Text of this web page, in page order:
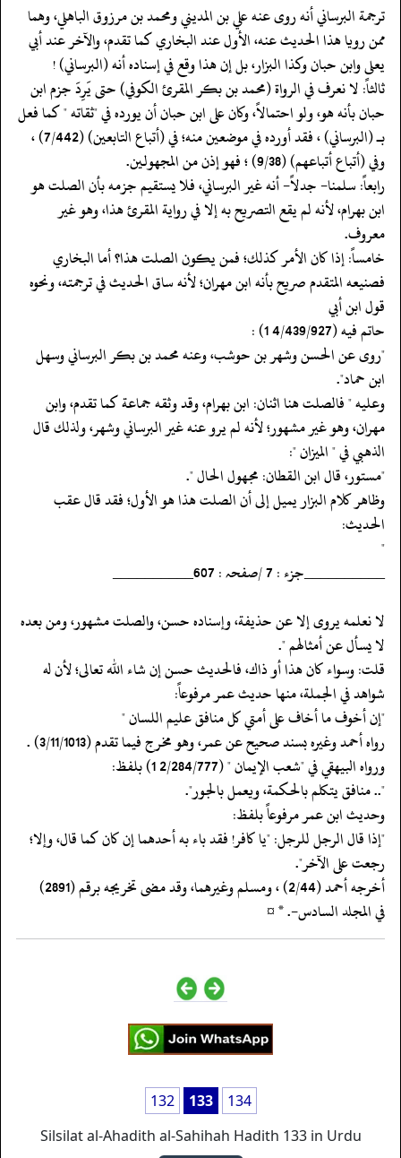
‏‏‏‏ترجمة البرساني أنه روى عنه علي بن المديني ومحمد بن مرزوق الباهلي، وهما
ممن رويا هذا الحديث عنه، الأول عند البخاري كما تقدم، والآخر عند أبي
يعلى وابن حبان وكذا البزار، بل إن هذا وقع في إسناده أنه (البرساني) !
‏‏‏‏ثالثاً: لا نعرف في الرواة (محمد بن بكر المقرئ الكوفي) حتى يَرِدَ جزم ابن
حبان بأنه هو، ولو احتمالاً، وكان على ابن حبان أن يورده في "ثقاته " كما فعل
بـ (البرساني) ، فقد أورده في موضعين منه؛ في (أتباع التابعين) (7/442) ،
وفي (أتباع أتباعهم) (9/38) ؛ فهو إذن من المجهولين.
‏‏‏‏رابعاً: سلمنا- جدلاً- أنه غير البرساني، فلا يستقيم جزمه بأن الصلت هو
‏‏‏‏ابن بهرام، لأنه لم يقع التصريح به إلا في رواية المقرئ هذا، وهو غير
معروف.
‏‏‏‏خامساً: إذا كان الأمر كذلك؛ فمن يكون الصلت هذا؟ أما البخاري
فصنيعه المتقدم صريح بأنه ابن مهران؛ لأنه ساق الحديث في ترجمته، ونحوه
قول ابن أبي
‏‏‏‏حاتم فيه (4/439/927 1) :
‏‏‏‏"روى عن الحسن وشهر بن حوشب، وعنه محمد بن بكر البرساني وسهل
‏‏‏‏ابن حماد".
‏‏‏‏وعليه " فالصلت هنا اثنان: ابن بهرام، وقد وثقه جماعة كما تقدم، وابن
مهران، وهو غير مشهور؛ لأنه لم يرو عنه غير البرساني وشهر، ولذلك قال
الذهبي في " الميزان ":
‏‏‏‏"مستور، قال ابن القطان: مجهول الحال ".
‏‏‏‏وظاهر كلام البزار يميل إلى أن الصلت هذا هو الأول؛ فقد قال عقب
الحديث:
‏‏‏‏"
‏‏‏‏__________جزء : 7 /صفحہ : 607__________
‏‏‏‏لا نعلمه يروى إلا عن حذيفة، وإسناده حسن، والصلت مشهور، ومن بعده
لا يسأل عن أمثالهم ".
‏‏‏‏قلت: وسواء كان هذا أو ذاك، فالحديث حسن إن شاء الله تعالى؛ لأن له
شواهد في الجملة، منها حديث عمر مرفوعاً:
‏‏‏‏"إن أخوف ما أخاف على أمتي كل منافق عليم اللسان "
‏‏‏‏رواه أحمد وغيره بسند صحيح عن عمر، وهو مخرج فيما تقدم (3/11/1013) .
ورواه البيهقي في "شعب الإيمان " (2/284/777 1) بلفظ:
‏‏‏‏".. منافق يتكلم بالحكمة، ويعمل بالجور".
‏‏‏‏وحديث ابن عمر مرفوعاً بلفظ:
‏‏‏‏"إذا قال الرجل للرجل: "يا كافر! فقد باء به أحدهما إن كان كما قال، وإلا؛
رجعت على الآخر".
‏‏‏‏أخرجه أحمد (2/44) ، ومسلم وغيرهما، وقد مضى تخريجه برقم (2891)
‏‏‏‏في المجلد السادس-. * ¤
132 133
134
Silsilat al-Ahadith al-Sahihah Hadith 133 in Urdu